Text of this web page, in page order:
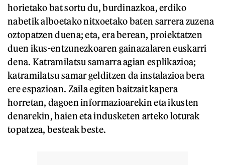
horietako bat sortu du, burdinazkoa, erdiko
nabetik alboetako nitxoetako baten sarrera zuzena
oztopatzen duena; eta, era berean, proiektatzen
duen ikus-entzunezkoaren gainazalaren euskarri
dena. Katramilatsu samarra agian esplikazioa;
katramilatsu samar gelditzen da instalazioa bera
ere espazioan. Zaila egiten baitzait kapera
horretan, dagoen informazioarekin eta ikusten
denarekin, haien eta indusketen arteko loturak
topatzea, besteak beste.